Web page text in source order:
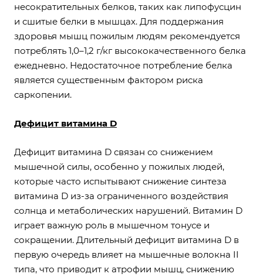
несократительных белков, таких как липофусцин
и сшитые белки в мышцах. Для поддержания
здоровья мышц пожилым людям рекомендуется
потреблять 1,0–1,2 г/кг высококачественного белка
ежедневно. Недостаточное потребление белка
является существенным фактором риска
саркопении.
Дефицит витамина D
Дефицит витамина D связан со снижением
мышечной силы, особенно у пожилых людей,
которые часто испытывают снижение синтеза
витамина D из-за ограниченного воздействия
солнца и метаболических нарушений. Витамин D
играет важную роль в мышечном тонусе и
сокращении. Длительный дефицит витамина D в
первую очередь влияет на мышечные волокна II
типа, что приводит к атрофии мышц, снижению